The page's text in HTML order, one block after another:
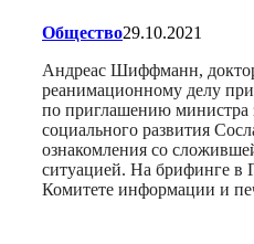
Общество29.10.2021
Андреас Шиффманн,
реанимационному делу
по приглашению министра
социального развития
ознакомления со
ситуацией. На брифинге в
Комитете информации и